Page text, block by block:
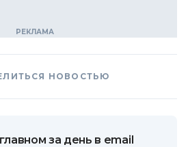
НОВОСТЬЮ
за день в email